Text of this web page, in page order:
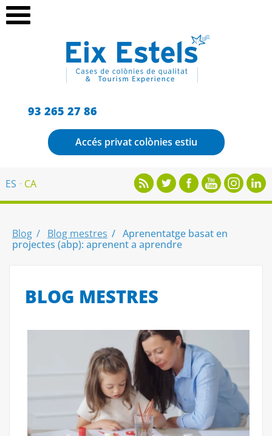
93 265 27 86
Accés privat colònies estiu
ES CA
Blog Blog mestres
Aprenentatge basat en
projectes (abp): aprenent a aprendre
BLOG MESTRES